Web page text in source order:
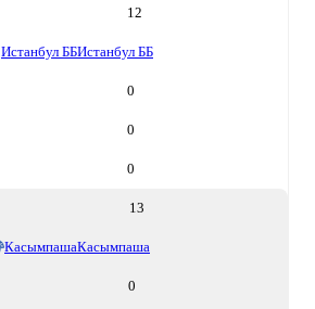
12
Истанбул ББИстанбул ББ
0
0
0
13
КасымпашаКасымпаша
0